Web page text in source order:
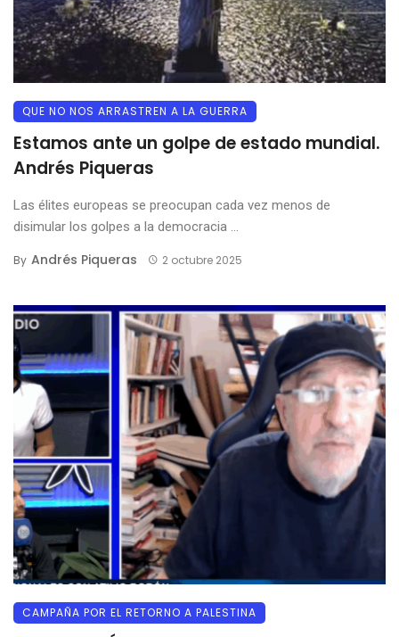
QUE NO NOS ARRASTREN A LA GUERRA
Estamos ante un golpe de estado mundial.
Andrés Piqueras
Las élites europeas se preocupan cada vez menos de
disimular los golpes a la democracia ...
By Andrés Piqueras 2 octubre 2025
CAMPAÑA POR EL RETORNO A PALESTINA